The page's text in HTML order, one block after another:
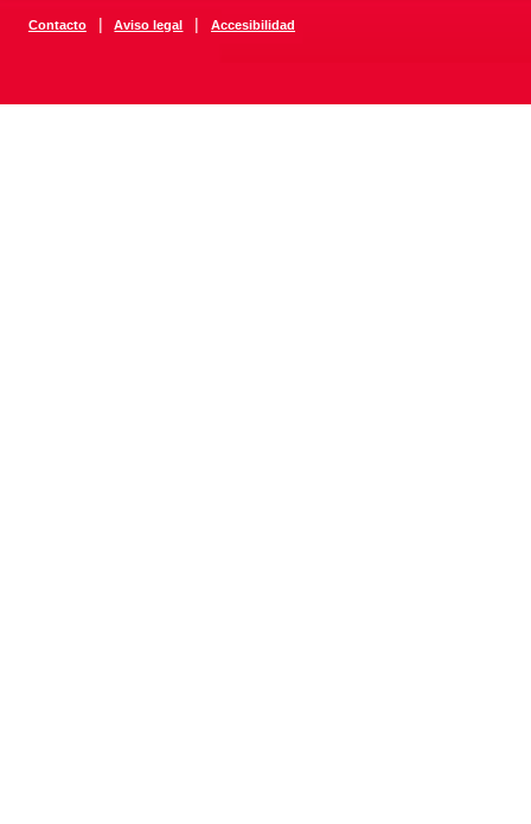
Contacto | Aviso legal | Accesibilidad